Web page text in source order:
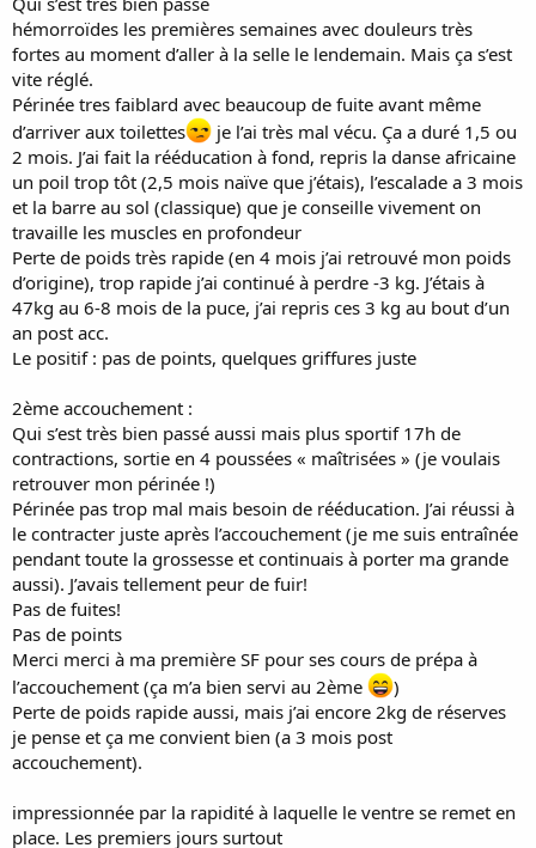
hémorroïdes les premières semaines avec douleurs très
fortes au moment d’aller à la selle le lendemain. Mais ça s’est
vite réglé.
Périnée tres faiblard avec beaucoup de fuite avant même
d’arriver aux toilettes
je l’ai très mal vécu. Ça a duré 1,5 ou
2 mois. J’ai fait la rééducation à fond, repris la danse africaine
un poil trop tôt (2,5 mois naïve que j’étais), l’escalade a 3 mois
et la barre au sol (classique) que je conseille vivement on
travaille les muscles en profondeur
Perte de poids très rapide (en 4 mois j’ai retrouvé mon poids
d’origine), trop rapide j’ai continué à perdre -3 kg. J’étais à
47kg au 6-8 mois de la puce, j’ai repris ces 3 kg au bout d’un
an post acc.
Le positif : pas de points, quelques griffures juste
2ème accouchement :
Qui s’est très bien passé aussi mais plus sportif 17h de
contractions, sortie en 4 poussées « maîtrisées » (je voulais
retrouver mon périnée !)
Périnée pas trop mal mais besoin de rééducation. J’ai réussi à
le contracter juste après l’accouchement (je me suis entraînée
pendant toute la grossesse et continuais à porter ma grande
aussi). J’avais tellement peur de fuir!
Pas de fuites!
Pas de points
Merci merci à ma première SF pour ses cours de prépa à
l’accouchement (ça m’a bien servi au 2ème
)
Perte de poids rapide aussi, mais j’ai encore 2kg de réserves
je pense et ça me convient bien (a 3 mois post
accouchement).
impressionnée par la rapidité à laquelle le ventre se remet en
place. Les premiers jours surtout